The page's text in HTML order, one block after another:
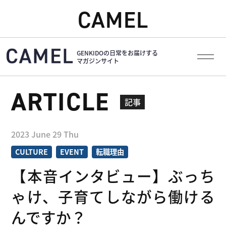
CAMEL
GENKIDOの日常をお届けする
マガジンサイト
ARTICLE 記事
2023 June 29Thu
CULTURE EVENT 転職理由
【本音インタビュー】ぶっち
ゃけ、子育てしながら働ける
んですか？